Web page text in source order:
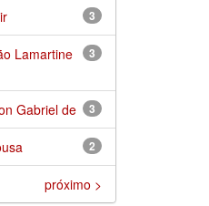
3
3
Lamartine
3
Gabriel de
2
próximo >